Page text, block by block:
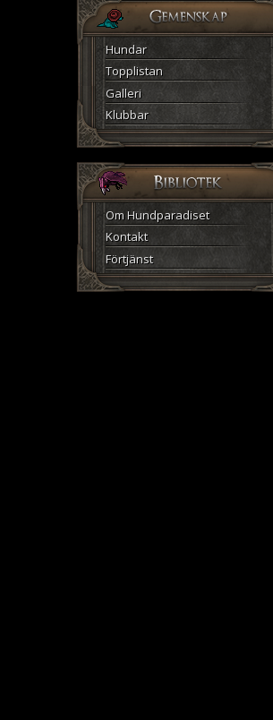
Hundar
Topplistan
Galleri
Klubbar
Om Hundparadiset
Kontakt
Förtjänst